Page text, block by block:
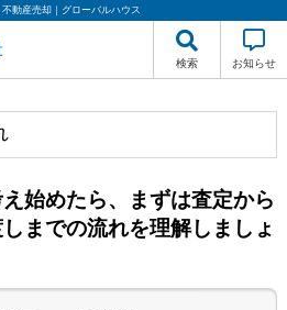
動産売却｜グローバルハウス
検索 お知らせ